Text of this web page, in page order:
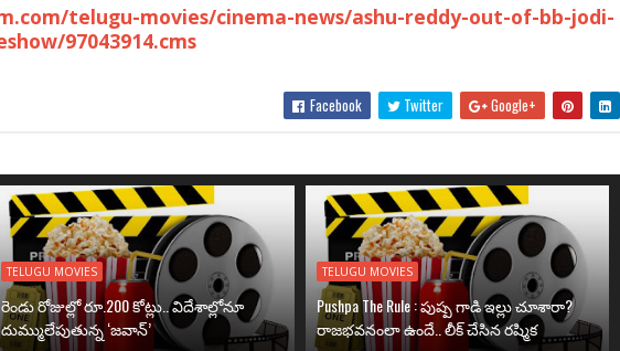
telugu-movies/cinema-news/ashu-reddy-out-of-bb-jodi-
97043914.cms
Facebook Twitter Google+
TELUGU MOVIES
రెండు రోజుల్లో రూ.200 కోట్లు.. విదేశాల్లోనూ
దుమ్ములేపుతున్న ‘జవాన్’
TELUGU MOVIES
Pushpa The Rule : పుష్ప గాడి ఇల్లు చూశారా?
రాజభవనంలా ఉందే.. లీక్ చేసిన రష్మిక